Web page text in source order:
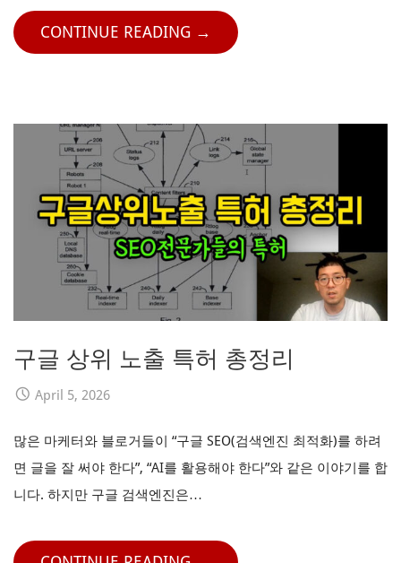
CONTINUE READING →
구글 상위 노출 특허 총정리
April 5, 2026
많은 마케터와 블로거들이 “구글 SEO(검색엔진 최적화)를 하려
면 글을 잘 써야 한다”, “AI를 활용해야 한다”와 같은 이야기를 합
니다. 하지만 구글 검색엔진은…